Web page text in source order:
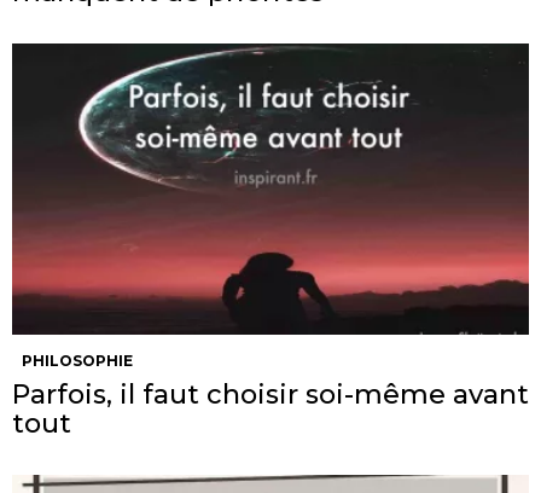
PHILOSOPHIE
Parfois, il faut choisir soi-même avant
tout